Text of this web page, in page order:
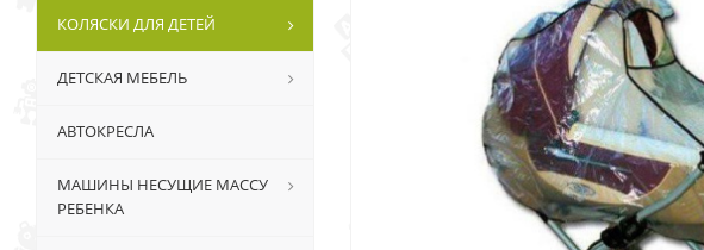
КОЛЯСКИ ДЛЯ ДЕТЕЙ
ДЕТСКАЯ МЕБЕЛЬ
АВТОКРЕСЛА
МАШИНЫ НЕСУЩИЕ МАССУ
РЕБЕНКА